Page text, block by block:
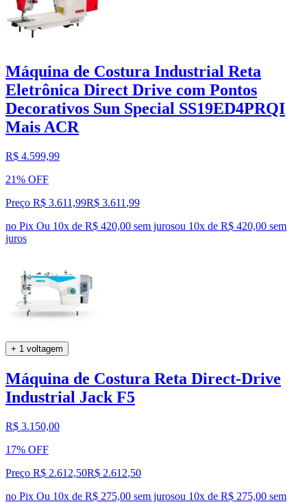
Máquina de Costura Industrial Reta
Eletrônica Direct Drive com Pontos
Decorativos Sun Special SS19ED4PRQI
Mais ACR
R$ 4.599,99
21% OFF
Preço R$ 3.611,99R$ 3.611 ,99
no Pix Ou 10x de R$ 420,00 sem jurosou 10x de R$ 420,00 sem
juros
+ 1 voltagem
Máquina de Costura Reta Direct-Drive
Industrial Jack F5
R$ 3.150,00
17% OFF
Preço R$ 2.612,50R$ 2.612,50
no Pix Ou 10x de R$ 275,00 sem jurosou 10x de R$ 275,00 sem